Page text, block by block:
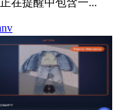
在提醒中包含一...